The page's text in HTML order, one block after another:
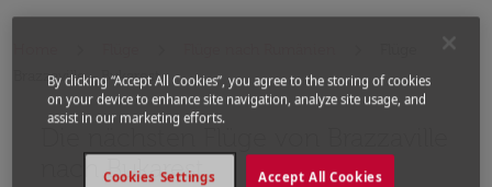
Brazzaville - Bukarest
Die nächsten Flüge von Brazzaville
nach Bukarest
Bitte ändern Sie Ihre gewünschte Route (Abflugort
By clicking “Accept All Cookies”, you agree to the storing of cookies
on your device to enhance site navigation, analyze site usage, and
assist in our marketing efforts.
Accept All Cookies
Cookies Settings